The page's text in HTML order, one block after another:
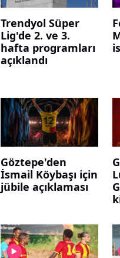
Trendyol Süper
Lig'de 2. ve 3.
hafta programları
açıklandı
Göztepe'den
İsmail Köybaşı için
jübile açıklaması